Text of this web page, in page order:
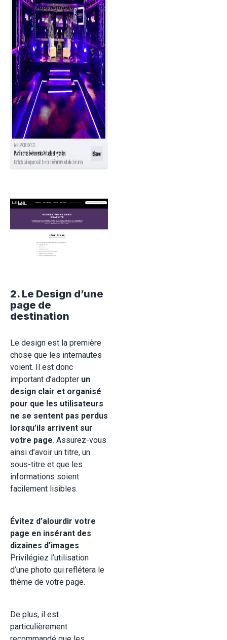
2. Le Design d’une
page de
destination
Le design est la première
chose que les internautes
voient. Il est donc
important d’adopter un
design clair et organisé
pour que les utilisateurs
ne se sentent pas perdus
lorsqu’ils arrivent sur
votre page. Assurez-vous
ainsi d’avoir un titre, un
sous-titre et que les
informations soient
facilement lisibles.
Évitez d’alourdir votre
page en insérant des
dizaines d’images.
Privilégiez l’utilisation
d’une photo qui reflétera le
thème de votre page.
De plus, il est
particulièrement